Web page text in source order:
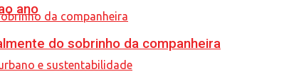
ano
do sobrinho da companheira